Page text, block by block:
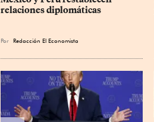
relaciones diplomáticas
Por Redacción El Economista